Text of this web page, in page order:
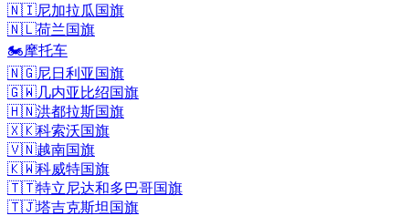
🇳🇮尼加拉瓜国旗
🇳🇱荷兰国旗
🏍️摩托车
🇳🇬尼日利亚国旗
🇬🇼几内亚比绍国旗
🇭🇳洪都拉斯国旗
🇽🇰科索沃国旗
🇻🇳越南国旗
🇰🇼科威特国旗
🇹🇹特立尼达和多巴哥国旗
🇹🇯塔吉克斯坦国旗